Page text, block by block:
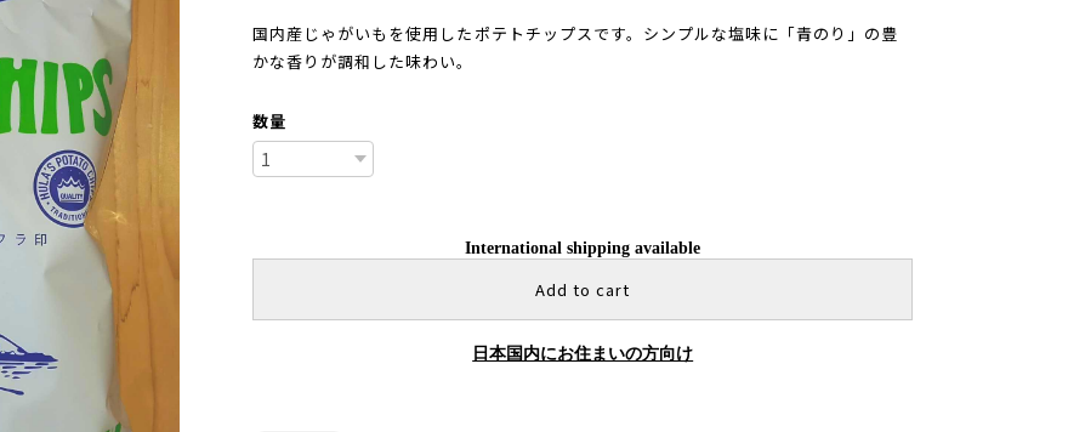
国内産じゃがいもを使用したポテトチップスです。シンプルな塩味に「青のり」の豊
かな香りが調和した味わい。
数量
International shipping available
Add to cart
日本国内にお住まいの方向け